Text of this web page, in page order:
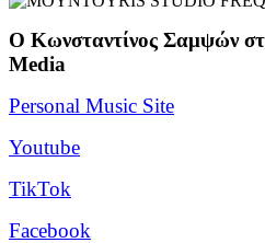
Ο Κωνσταντίνος Σαμψών
Media
Personal Music Site
Youtube
TikTok
Facebook